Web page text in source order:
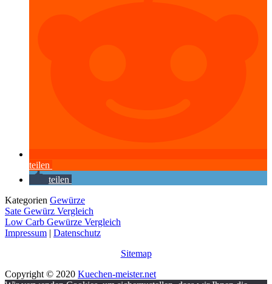
teilen
teilen
Kategorien Gewürze
Sate Gewürz Vergleich
Low Carb Gewürze Vergleich
Impressum | Datenschutz
Sitemap
Copyright © 2020 Kuechen-meister.net